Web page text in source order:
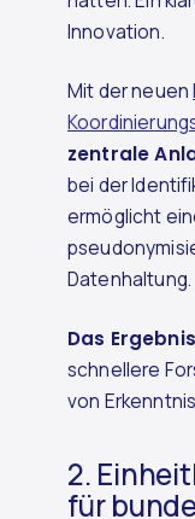
Innovation.
Mit der neuen
zentrale
bei der
ermöglicht
Datenhaltung.
Das
schnellere
von
2.
für